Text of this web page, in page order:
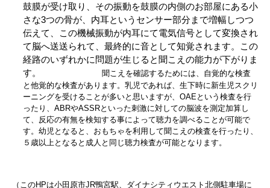
鼓膜が受け取り、その振動を鼓膜の内側のお部屋にある小
さな3つの骨が、内耳というセンサー部分まで増幅しつつ
伝えて、この機械振動が内耳にて電気信号として変換され
て脳へ送送られて、最終的に音として知覚されます。この
経路のいずれかに問題が生じると聞こえの能力が下がりま
す。
聞こえを確認するためには、自覚的な検査
と他覚的な検査があります。乳児であれば、生下時に新生児スクリ
ーニングを受けることが多いと思いますが、OAEという検査を行
ったり、ABRやASSRといった刺激に対しての脳波を測定加算し
て、反応の有無を検知する事によって聴力を調べることが可能で
す。幼児となると、おもちゃを利用して聞こえの検査を行ったり、
５歳以上となると成人と同じ聴力検査が可能となります。
（このHPは小田原市JR鴨宮駅、ダイナシティウエスト北側駐車場に